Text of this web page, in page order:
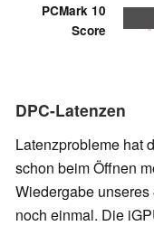
PCMark 10
Score
DPC-Latenzen
Latenzprobleme hat
schon beim Öffnen
Wiedergabe unseres
noch einmal. Die